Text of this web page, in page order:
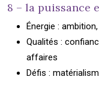
8 – la puissance
Énergie :
Qualités :
affaires
Défis :